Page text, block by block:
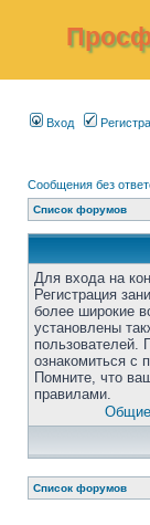
Вход
Сообщения без
Список форумов
Для входа на
Регистрация
более широкие
установлены
пользователей.
ознакомиться с
Помните, что
правилами.
Список форумов